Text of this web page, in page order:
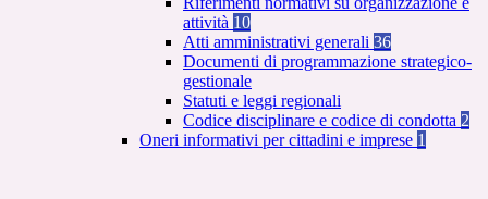
attività 10
Atti amministrativi generali 36
Documenti di programmazione strategico-
gestionale
Statuti e leggi regionali
Codice disciplinare e codice di condotta 2
Oneri informativi per cittadini e imprese 1